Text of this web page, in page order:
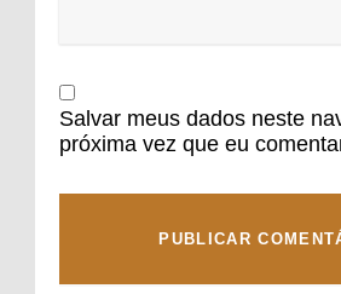
Salvar meus dados neste
próxima vez que eu